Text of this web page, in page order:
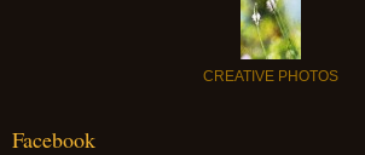
CREATIVE PHOTOS
Facebook